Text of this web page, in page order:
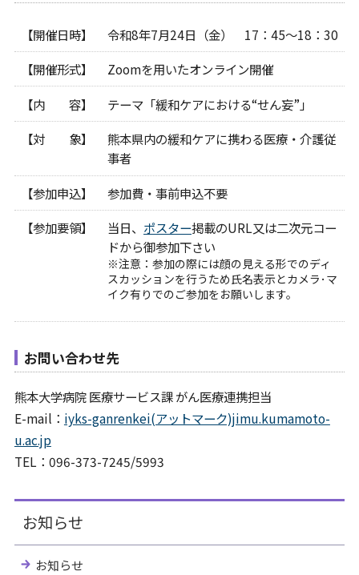
【開催日時】
令和8年7月24日（金） 17：45～18：30
【開催形式】
Zoomを用いたオンライン開催
【内 容】
テーマ「緩和ケアにおける“せん妄”」
【対 象】
熊本県内の緩和ケアに携わる医療・介護従
事者
【参加申込】
参加費・事前申込不要
【参加要領】
当日、 ポスター掲載のURL又は二次元コー
ドから御参加下さい
※注意：参加の際には顔の見える形でのディ
スカッションを行うため氏名表示とカメラ･マ
イク有りでのご参加をお願いします。
お問い合わせ先
熊本大学病院 医療サービス課 がん医療連携担当
E-mail： iyks-ganrenkei(アットマーク)jimu.kumamoto-
u.ac.jp
TEL：096-373-7245/5993
お知らせ
お知らせ